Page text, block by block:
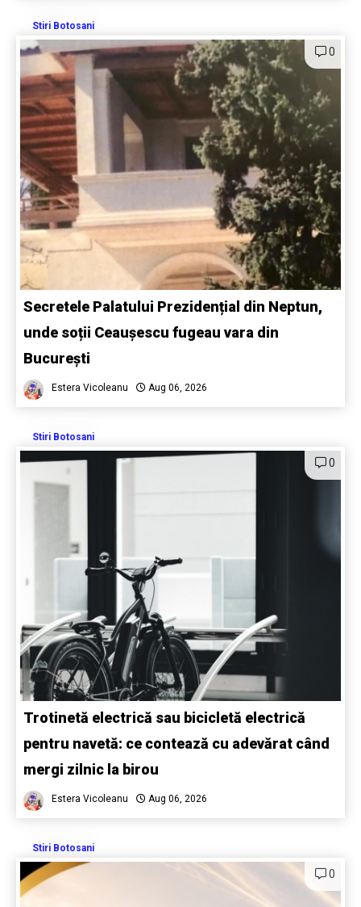
Stiri Botosani
0
Secretele Palatului Prezidențial din Neptun,
unde soții Ceaușescu fugeau vara din
București
Estera Vicoleanu Aug 06, 2026
Stiri Botosani
0
Trotinetă electrică sau bicicletă electrică
pentru navetă: ce contează cu adevărat când
mergi zilnic la birou
Estera Vicoleanu Aug 06, 2026
Stiri Botosani
0